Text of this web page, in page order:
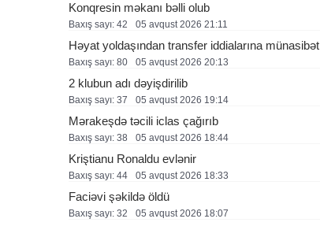
Konqresin məkanı bəlli olub
Baxış sayı: 42 05 avqust 2026 21:11
Həyat yoldaşından transfer iddialarına münasibət
Baxış sayı: 80 05 avqust 2026 20:13
2 klubun adı dəyişdirilib
Baxış sayı: 37 05 avqust 2026 19:14
Mərakeşdə təcili iclas çağırıb
Baxış sayı: 38 05 avqust 2026 18:44
Kriştianu Ronaldu evlənir
Baxış sayı: 44 05 avqust 2026 18:33
Faciəvi şəkildə öldü
Baxış sayı: 32 05 avqust 2026 18:07